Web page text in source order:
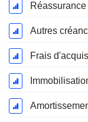
Autres
Frais